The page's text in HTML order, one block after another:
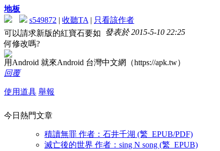
地板
s549872 | 收聽TA | 只看該作者
發表於 2015-5-10 22:25
可以請求新版的紅寶石要如
何修改嗎?
用Android 就來Android 台灣中文網（https://apk.tw）
回覆
使用道具 舉報
今日熱門文章
積讀無罪 作者：石井千湖 (繁_EPUB/PDF)
滅亡後的世界 作者：sing N song (繁_EPUB)